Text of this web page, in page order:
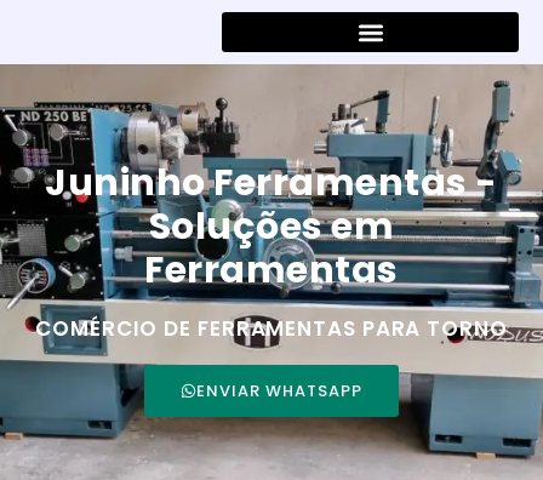
Juninho Ferramentas -
Soluções em
Ferramentas
COMÉRCIO DE FERRAMENTAS PARA TORNO
ENVIAR WHATSAPP